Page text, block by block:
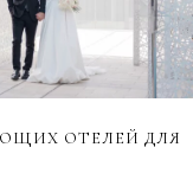
ОТЕЛЕЙ ДЛЯ